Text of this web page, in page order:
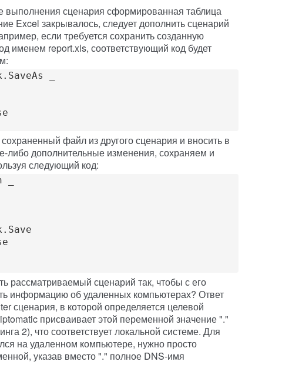
выполнения сценария сформированная таблица
Excel закрывалось, следует дополнить сценарий
если требуется сохранить созданную
именем report.xls, соответствующий код будет
_
файл из другого сценария и вносить в
либо дополнительные изменения, сохраняем и
следующий код:
_
сценарий так, чтобы с его
информацию об удаленных компьютерах? Ответ
сценария, в которой определяется целевой
присваивает этой переменной значение "."
2), что соответствует локальной системе. Для
на удаленном компьютере, нужно просто
указав вместо "." полное DNS-имя